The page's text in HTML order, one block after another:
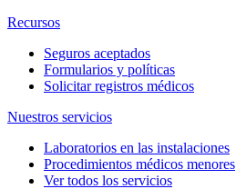
Recursos
Seguros aceptados
Formularios y políticas
Solicitar registros médicos
Nuestros servicios
Laboratorios en las instalaciones
Procedimientos médicos menores
Ver todos los servicios